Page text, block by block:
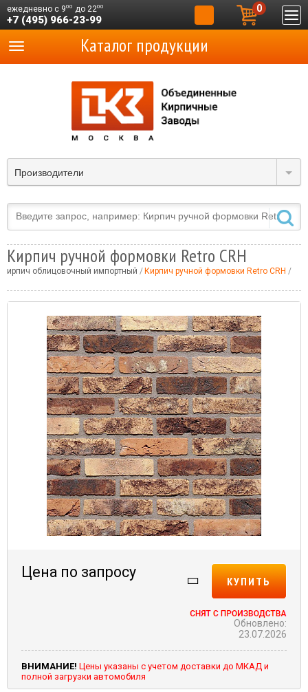
ежедневно с 900 до 2200
+7 (495) 966-23-99
0
Производители
Каталог продукции
Кирпич ручной формовки Retro CRH
Кирпич облицовочный импортный Кирпич ручной формовки Retro CRH
Цена по запросу
КУПИТЬ
Обновлено:
23.07.2026
ВНИМАНИЕ! Цены указаны с учетом доставки до МКАД и
полной загрузки автомобиля